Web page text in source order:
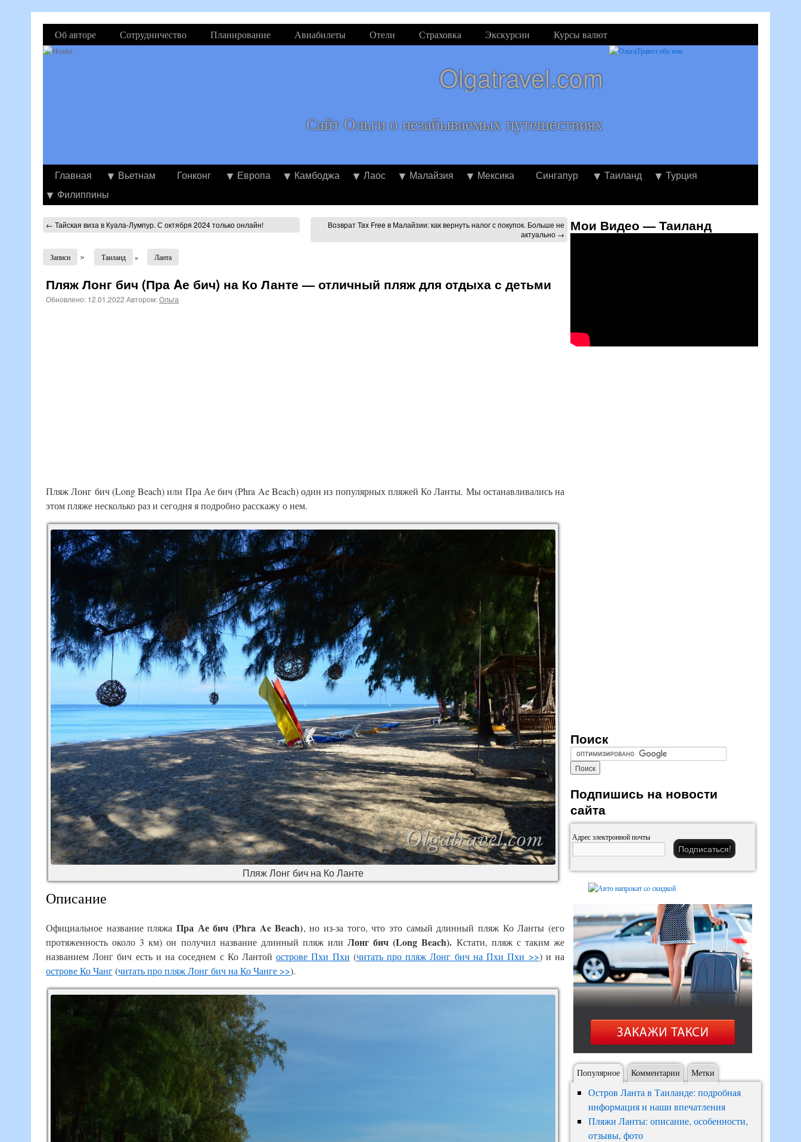
Об авторе Сотрудничество Планирование Авиабилеты Отели Страховка Экскурсии Курсы валют
Olgatravel.com
Сайт Ольги о незабываемых путешествиях
Главная Вьетнам Гонконг Европа Камбоджа Лаос Малайзия Мексика Сингапур Таиланд
Турция
Филиппины
← Тайская виза в Куала-Лумпур. С октября 2024 только онлайн!
Возврат Tax Free в Малайзии: как вернуть налог с покупок. Больше не
актуально →
Записи » Таиланд » Ланта
Пляж Лонг бич (Пра Aе бич) на Ко Ланте — отличный пляж для отдыха с детьми
Обновлено: 12.01.2022 Автором:Ольга
Пляж Лонг бич (Long Beach) или Пра Ае бич (Phra Ae Beach) один из популярных пляжей Ко Ланты. Мы останавливались на
этом пляже несколько раз и сегодня я подробно расскажу о нем.
Пляж Лонг бич на Ко Ланте
Описание
Официальное название пляжаПра Ае бич (Phra Ae Beach), но из-за того, что это самый длинный пляж Ко Ланты (его
протяженность около 3 км) он получил название длинный пляж илиЛонг бич (Long Beach). Кстати, пляж с таким же
названием Лонг бич есть и на соседнем с Ко Лантойострове Пхи Пхи (читать про пляж Лонг бич на Пхи Пхи >>) и на
острове Ко Чанг(читать про пляж Лонг бич на Ко Чанге >>).
Мои Видео — Таиланд
Поиск
Подпишись на новости
сайта
Адрес электронной почты
Популярное Комментарии Метки
Остров Ланта в Таиланде: подробная
информация и наши впечатления
Пляжи Ланты: описание, особенности,
отзывы, фото